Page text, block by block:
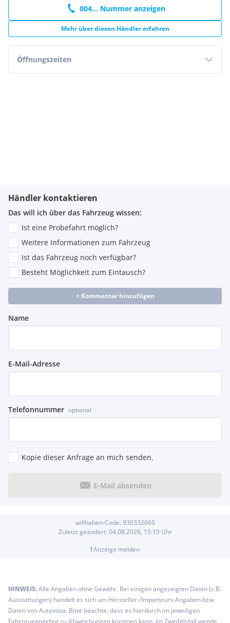
004... Nummer anzeigen
Mehr über diesen Händler erfahren
Öffnungszeiten
Händler kontaktieren
Das will ich über das Fahrzeug wissen:
Ist eine Probefahrt möglich?
Weitere Informationen zum Fahrzeug
Ist das Fahrzeug noch verfügbar?
Besteht Möglichkeit zum Eintausch?
+ Kommentar hinzufügen
Name
E-Mail-Adresse
Telefonnummer optional
Kopie dieser Anfrage an mich senden.
E-Mail absenden
willhaben-Code: 930332665
Zuletzt geändert: 04.08.2026, 15:15 Uhr
!Anzeige melden
HINWEIS:Alle Angaben ohne Gewähr. Bei einigen angezeigten Daten (z.B.
Ausstattungen) handelt es sich um Hersteller-/Importeurs-Angaben bzw.
Daten von Autovista. Bitte beachte, dass es hierdurch im jeweiligen